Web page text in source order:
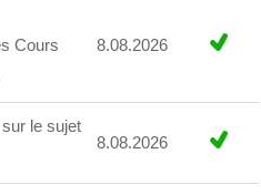
Cours
8.08.2026
le sujet
8.08.2026